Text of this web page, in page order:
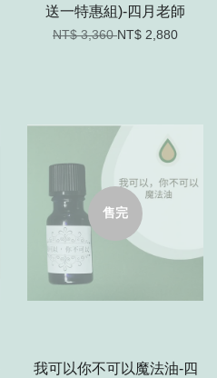
送一特惠組)-四月老師
NT$ 3,360NT$ 2,880
售完
我可以你不可以魔法油-四